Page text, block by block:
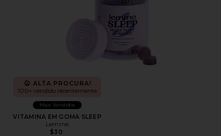
ALTA PROCURA!
100+ vendido recentemente
Mais Vendidos
VITAMINA EM GOMA SLEEP
Lemme
$30